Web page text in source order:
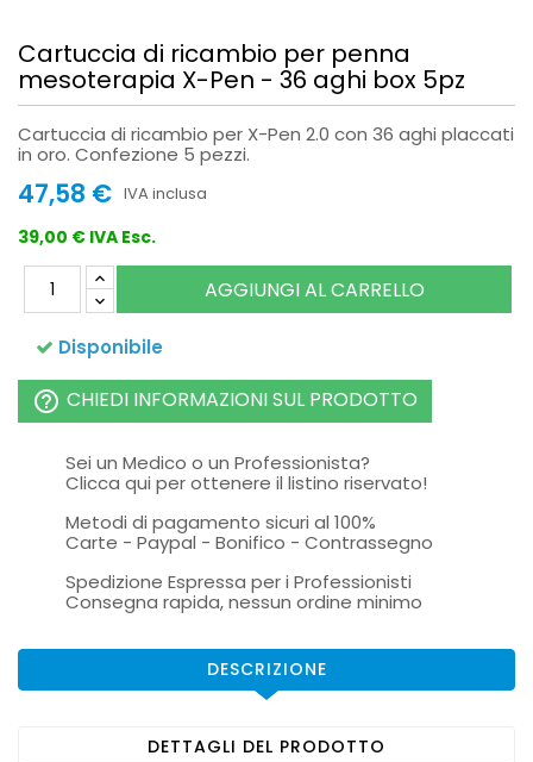
Cartuccia di ricambio per penna
mesoterapia X-Pen - 36 aghi box 5pz
Cartuccia di ricambio per X-Pen 2.0 con 36 aghi placcati
in oro. Confezione 5 pezzi.
47,58 € IVA inclusa
39,00 € IVA Esc.
AGGIUNGI AL CARRELLO
Disponibile
help_outline CHIEDI INFORMAZIONI SUL PRODOTTO
Sei un Medico o un Professionista?
Clicca qui per ottenere il listino riservato!
Metodi di pagamento sicuri al 100%
Carte - Paypal - Bonifico - Contrassegno
Spedizione Espressa per i Professionisti
Consegna rapida, nessun ordine minimo
DESCRIZIONE
DETTAGLI DEL PRODOTTO